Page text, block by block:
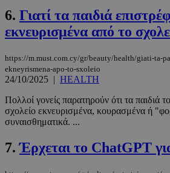
6. Γιατί τα παιδιά
εκνευρισμένα από το
https://m.must.com.cy/gr/beauty/health/giati-ta-
ekneyrismena-apo-to-sxoleio
24/10/2025 | HEALTH
Πολλοί γονείς παρατηρούν ότι τα παιδιά
σχολείο εκνευρισμένα, κουρασμένα ή
συναισθηματικά. ...
7.Έρχεται το ChatGPT